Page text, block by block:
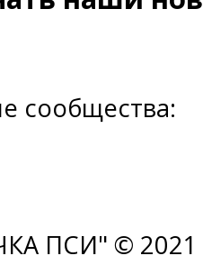
сообщества:
ПСИ" © 2021